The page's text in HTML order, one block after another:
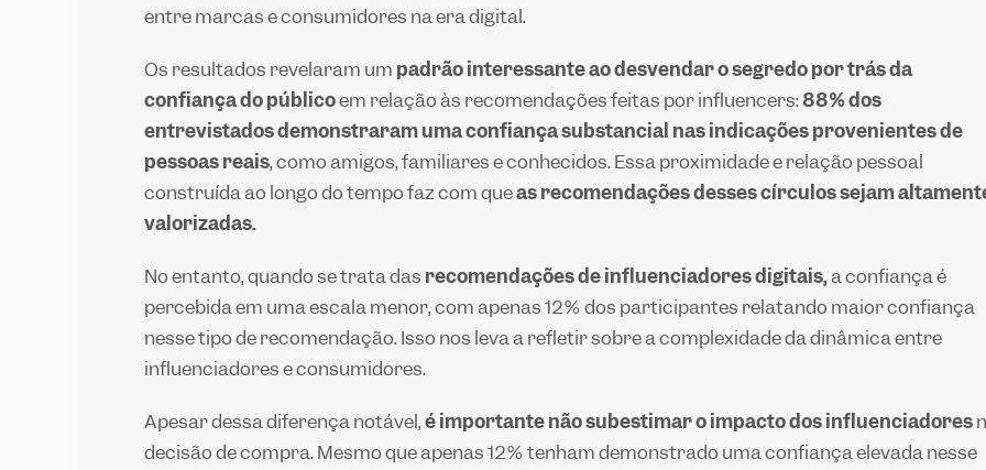
entre marcas e consumidores na era digital.
Os resultados revelaram um padrão interessante ao desvendar o segredo por trás da
confiança do públicoem relação às recomendações feitas por influencers:88% dos
entrevistados demonstraram uma confiança substancial nas indicações provenientes de
pessoas reais, como amigos, familiares e conhecidos. Essa proximidade e relação pessoal
construída ao longo do tempo faz com queas recomendações desses círculos sejam
valorizadas.
No entanto, quando se trata das recomendações de influenciadores digitais,a confiança é
percebida em uma escala menor, com apenas 12% dos participantes relatando maior confiança
nesse tipo de recomendação. Isso nos leva a refletir sobre a complexidade da dinâmica entre
influenciadores e consumidores.
Apesar dessa diferença notável,é importante não subestimar o impacto dos influenciadores
decisão de compra. Mesmo que apenas 12% tenham demonstrado uma confiança elevada nesse